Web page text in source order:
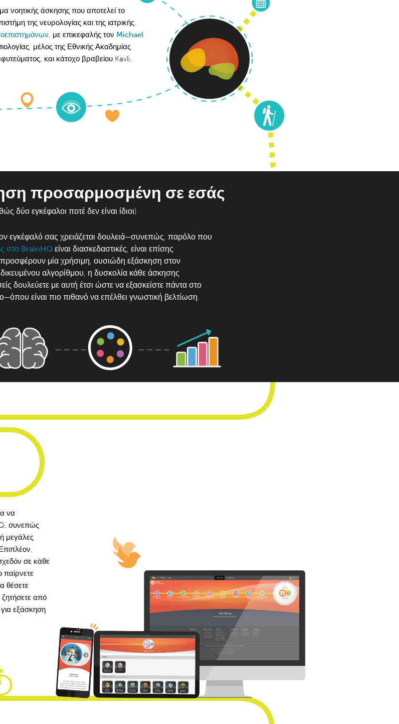
νοητικής άσκησης που αποτελεί το
της νευρολογίας και της ιατρικής.
, με επικεφαλής τον Michael
μέλος της Εθνικής Ακαδημίας
και κάτοχο βραβείου Kavli.
προσαρμοσμένη σε εσάς
δύο εγκέφαλοι ποτέ δεν είναι ίδιοι)
εγκέφαλό σας χρειάζεται δουλειά—συνεπώς, παρόλο που
στο BrainHQ είναι διασκεδαστικές, είναι επίσης
προσφέρουν μία χρήσιμη, ουσιώδη εξάσκηση στον
αλγορίθμου, η δυσκολία κάθε άσκησης
δουλεύετε με αυτή έτσι ώστε να εξασκείστε πάντα στο
είναι πιο πιθανό να επέλθει γνωστική βελτίωση.
να
συνεπώς
μεγάλες
σε κάθε
παίρνετε
θέσετε
από
εξάσκηση